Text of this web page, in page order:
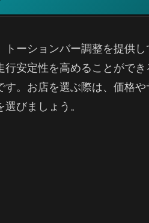
ーションバー調整を提供
安定性を高めることがで
す。お店を選ぶ際は、価格
びましょう。